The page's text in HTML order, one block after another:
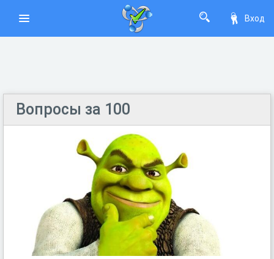
Вход
Вопросы за 100